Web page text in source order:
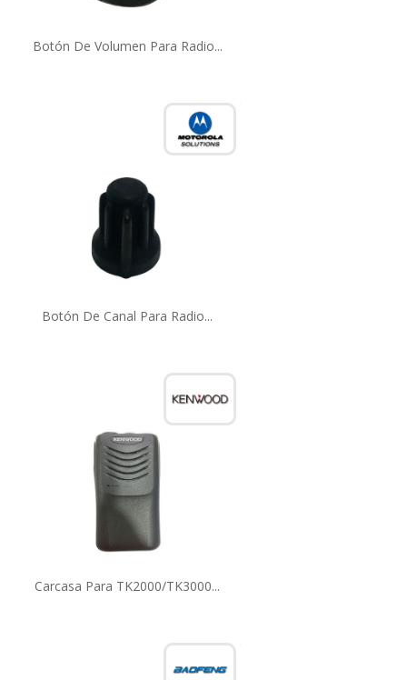
Botón De Volumen Para Radio...
Botón De Canal Para Radio...
Carcasa Para TK2000/TK3000...